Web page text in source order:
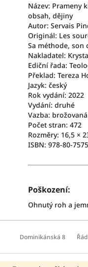
Název: Prameny
obsah, dějiny
Autor: Servais
Originál: Les
Sa méthode,
Nakladatel:
Ediční řada:
Překlad: Tereza
Jazyk: český
Rok vydání: 2022
Vydání: druhé
Vazba: brožovaná
Počet stran: 472
Rozměry: 16,5 ×
ISBN: 978-80-
Poškození:
Ohnutý roh a
Z
a
Dominikánská 8